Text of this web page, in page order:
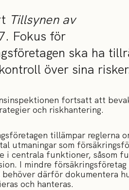
Tillsynen av
Fokus för
ska ha
över sina
fortsatt att
och riskhantering.
tillämpar reglerna
utmaningar som
i centrala funktioner, såsom
I mindre försäkringsföretag
behöver därför dokumentera
och hanteras.